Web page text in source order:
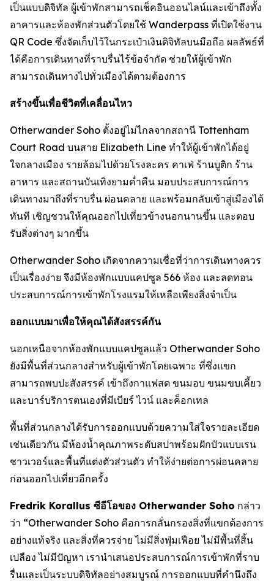
เป็นแบบดิจิทัล ผู้เข้าพักสามารถเช็คอินออนไลน์และเข้าถึงทั้ง
อาคารและห้องพักส่วนตัวโดยใช้ Wanderpass ที่เปิดใช้งาน
QR Code ซึ่งจัดเก็บไว้ในกระเป๋าเงินดิจิทัลบนมือถือ ผลลัพธ์ที่
ได้คือการเดินทางที่ราบรื่นไร้ข้อจำกัด ช่วยให้ผู้เข้าพัก
สามารถเดินทางไปทั่วเมืองได้ตามต้องการ
สร้างขึ้นเพื่อชีวิตที่เคลื่อนไหว
Otherwander Soho ตั้งอยู่ไม่ไกลจากสถานี Tottenham
Court Road บนสาย Elizabeth Line ทำให้ผู้เข้าพักได้อยู่
ใจกลางเมือง รายล้อมไปด้วยโรงละคร คาเฟ่ ร้านบูติก ร้าน
อาหาร และสถานบันเทิงยามค่ำคืน มอบประสบการณ์การ
เดินทางมาถึงที่ราบรื่น ผ่อนคลาย และพร้อมกลับเข้าสู่เมืองได้
ทันที เชิญชวนให้คุณออกไปเที่ยวข้างนอกนานขึ้น และตอบ
รับสิ่งต่างๆ มากขึ้น
Otherwander Soho เกิดจากความเชื่อที่ว่าการเดินทางควร
เป็นเรื่องง่าย จึงมีห้องพักแบบแคปซูล 566 ห้อง และลดทอน
ประสบการณ์การเข้าพักโรงแรมให้เหลือเพียงสิ่งจำเป็น
ออกแบบมาเพื่อให้คุณได้สังสรรค์กัน
นอกเหนือจากห้องพักแบบแคปซูลแล้ว Otherwander Soho
ยังมีพื้นที่ส่วนกลางสำหรับผู้เข้าพักโดยเฉพาะ ที่ซึ่งแขก
สามารถพบปะสังสรรค์ เข้าถึงกาแฟสด ขนมอบ ขนมขบเคี้ยว
และบาร์บริการตนเองที่มีเบียร์ ไวน์ และค็อกเทล
พื้นที่ส่วนกลางได้รับการออกแบบด้วยความใส่ใจรายละเอียด
เช่นเดียวกัน มีห้องน้ำคุณภาพระดับสปาพร้อมฝักบัวแบบเรน
ชาวเวอร์และพื้นที่แต่งตัวส่วนตัว ทำให้ง่ายต่อการผ่อนคลาย
ก่อนออกไปเที่ยวอีกครั้ง
Fredrik Korallus ซีอีโอของ Otherwander Soho กล่าว
ว่า “Otherwander Soho คือการกลั่นกรองสิ่งที่แขกต้องการ
อย่างแท้จริง และสิ่งที่ควรจ่าย ไม่มีสิ่งฟุ่มเฟือย ไม่มีพื้นที่สิ้น
เปลือง ไม่มีปัญหา เรานำเสนอประสบการณ์การเข้าพักที่ราบ
รื่นและเป็นระบบดิจิทัลอย่างสมบูรณ์ การออกแบบที่คำนึงถึง